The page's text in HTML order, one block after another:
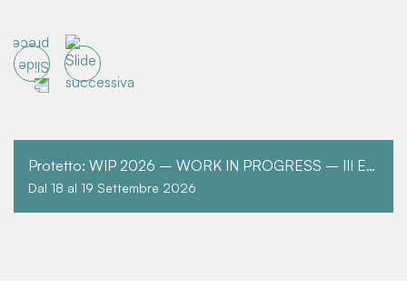
Protetto: WIP 2026 – WORK IN PROGRESS – III EDIZIONE
Dal 18 al 19 Settembre 2026